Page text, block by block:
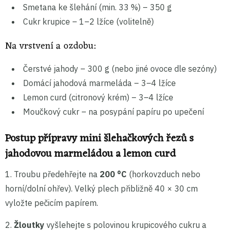
Smetana ke šlehání (min. 33 %) – 350 g
Cukr krupice – 1–2 lžíce (volitelně)
Na vrstvení a ozdobu:
Čerstvé jahody – 300 g (nebo jiné ovoce dle sezóny)
Domácí jahodová marmeláda – 3–4 lžíce
Lemon curd (citronový krém) – 3–4 lžíce
Moučkový cukr – na posypání papíru po upečení
Postup přípravy mini šlehačkových řezů s
jahodovou marmeládou a lemon curd
1. Troubu předehřejte na 200 °C (horkovzduch nebo
horní/dolní ohřev). Velký plech přibližně 40 × 30 cm
vyložte pečicím papírem.
2. Žloutky vyšlehejte s polovinou krupicového cukru a